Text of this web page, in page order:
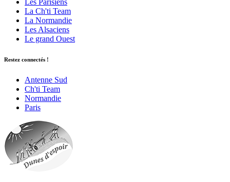
Les Parisiens
La Ch'ti Team
La Normandie
Les Alsaciens
Le grand Ouest
Restez connectés !
Antenne Sud
Ch'ti Team
Normandie
Paris